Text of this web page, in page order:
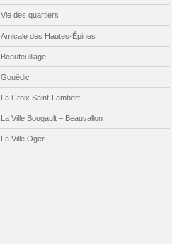
Vie des quartiers
Amicale des Hautes-Épines
Beaufeuillage
Gouëdic
La Croix Saint-Lambert
La Ville Bougault – Beauvallon
La Ville Oger